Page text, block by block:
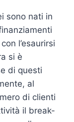
sono nati in
l’esaurirsi
si è
di questi
al
di clienti
il break-